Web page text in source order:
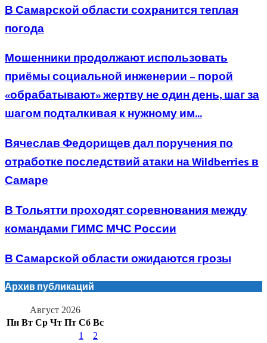
В Самарской области сохранится теплая
погода
Мошенники продолжают использовать
приёмы социальной инженерии – порой
«обрабатывают» жертву не один день, шаг за
шагом подталкивая к нужному им...
Вячеслав Федорищев дал поручения по
отработке последствий атаки на Wildberries в
Самаре
В Тольятти проходят соревнования между
командами ГИМС МЧС России
В Самарской области ожидаются грозы
Архив публикаций
Август 2026
Пн Вт Ср Чт Пт Сб Вс
1
2